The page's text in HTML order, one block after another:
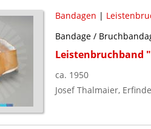
Bandagen |
Bandage /
Leistenbruchband
ca. 1950
Josef Thalmaier,